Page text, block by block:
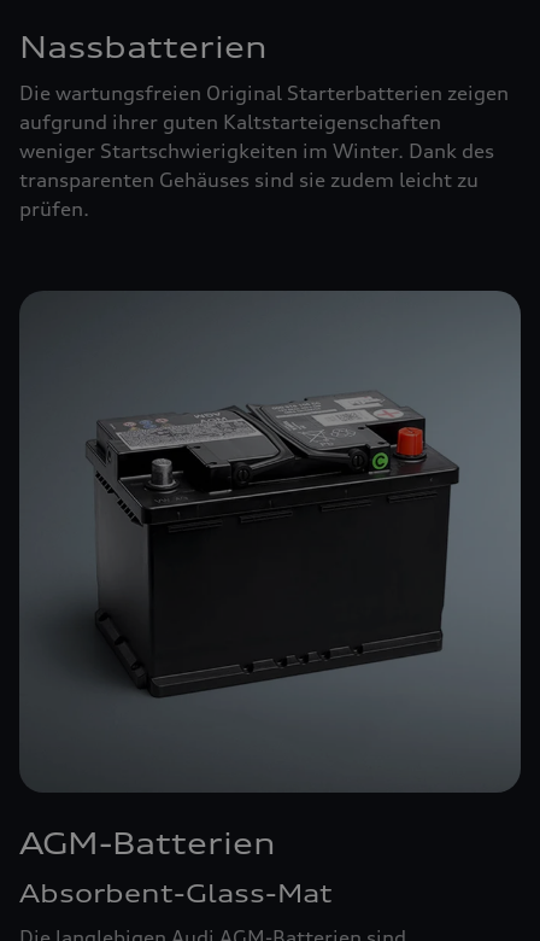
Nassbatterien
Die wartungsfreien Original Starterbatterien zeigen
aufgrund ihrer guten Kaltstarteigenschaften
weniger Startschwierigkeiten im Winter. Dank des
transparenten Gehäuses sind sie zudem leicht zu
prüfen.
AGM-Batterien
Absorbent-Glass-Mat